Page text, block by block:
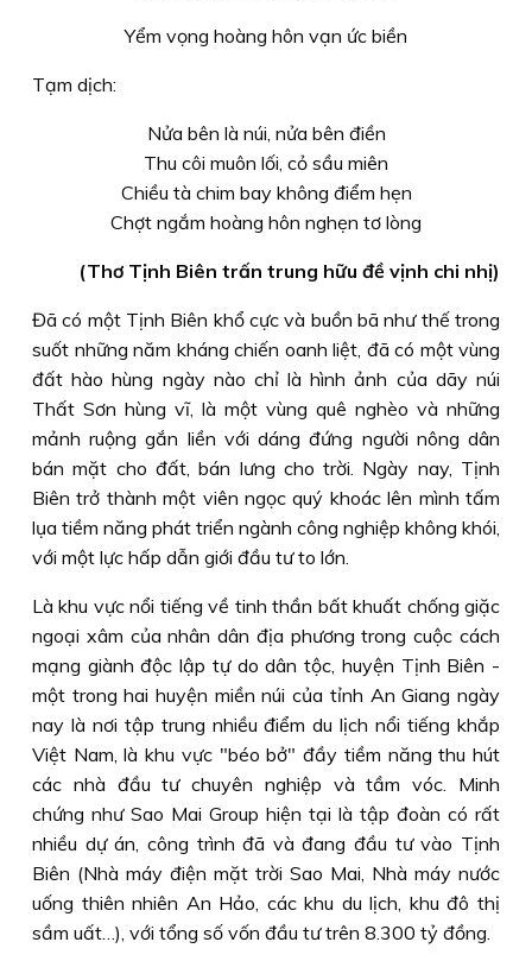
Yểm vọng hoàng hôn vạn ức biền
Tạm dịch:
Nửa bên là núi, nửa bên điền
Thu côi muôn lối, cỏ sầu miên
Chiều tà chim bay không điểm hẹn
Chợt ngắm hoàng hôn nghẹn tơ lòng
(Thơ Tịnh Biên trấn trung hữu đề vịnh chi nhị)
Đã có một Tịnh Biên khổ cực và buồn bã như thế trong
suốt những năm kháng chiến oanh liệt, đã có một vùng
đất hào hùng ngày nào chỉ là hình ảnh của dãy núi
Thất Sơn hùng vĩ, là một vùng quê nghèo và những
mảnh ruộng gắn liền với dáng đứng người nông dân
bán mặt cho đất, bán lưng cho trời. Ngày nay, Tịnh
Biên trở thành một viên ngọc quý khoác lên mình tấm
lụa tiềm năng phát triển ngành công nghiệp không khói,
với một lực hấp dẫn giới đầu tư to lớn.
Là khu vực nổi tiếng về tinh thần bất khuất chống giặc
ngoại xâm của nhân dân địa phương trong cuộc cách
mạng giành độc lập tự do dân tộc, huyện Tịnh Biên -
một trong hai huyện miền núi của tỉnh An Giang ngày
nay là nơi tập trung nhiều điểm du lịch nổi tiếng khắp
Việt Nam, là khu vực "béo bở" đầy tiềm năng thu hút
các nhà đầu tư chuyên nghiệp và tầm vóc. Minh
chứng như Sao Mai Group hiện tại là tập đoàn có rất
nhiều dự án, công trình đã và đang đầu tư vào Tịnh
Biên (Nhà máy điện mặt trời Sao Mai, Nhà máy nước
uống thiên nhiên An Hảo, các khu du lịch, khu đô thị
sầm uất…), với tổng số vốn đầu tư trên 8.300 tỷ đồng.